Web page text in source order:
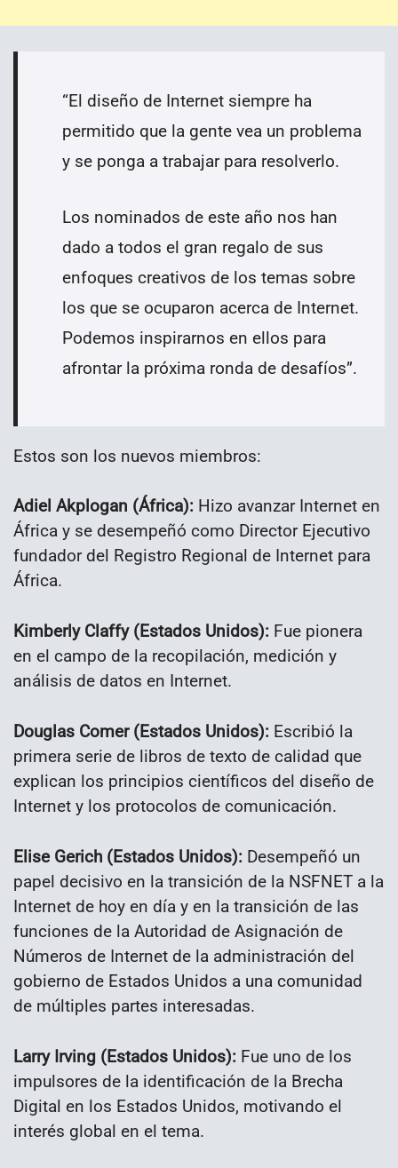
“El diseño de Internet siempre ha
permitido que la gente vea un problema
y se ponga a trabajar para resolverlo.
Los nominados de este año nos han
dado a todos el gran regalo de sus
enfoques creativos de los temas sobre
los que se ocuparon acerca de Internet.
Podemos inspirarnos en ellos para
afrontar la próxima ronda de desafíos”.
Estos son los nuevos miembros:
Adiel Akplogan (África): Hizo avanzar Internet en
África y se desempeñó como Director Ejecutivo
fundador del Registro Regional de Internet para
África.
Kimberly Claffy (Estados Unidos): Fue pionera
en el campo de la recopilación, medición y
análisis de datos en Internet.
Douglas Comer (Estados Unidos): Escribió la
primera serie de libros de texto de calidad que
explican los principios científicos del diseño de
Internet y los protocolos de comunicación.
Elise Gerich (Estados Unidos): Desempeñó un
papel decisivo en la transición de la NSFNET a la
Internet de hoy en día y en la transición de las
funciones de la Autoridad de Asignación de
Números de Internet de la administración del
gobierno de Estados Unidos a una comunidad
de múltiples partes interesadas.
Larry Irving (Estados Unidos): Fue uno de los
impulsores de la identificación de la Brecha
Digital en los Estados Unidos, motivando el
interés global en el tema.